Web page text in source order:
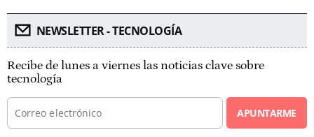
NEWSLETTER - TECNOLOGÍA
Recibe de lunes a viernes las noticias clave sobre
tecnología
APUNTARME